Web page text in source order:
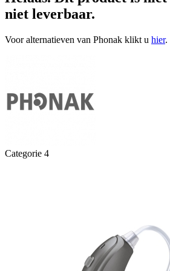
niet leverbaar.
Voor alternatieven van Phonak klikt u hier.
Categorie 4